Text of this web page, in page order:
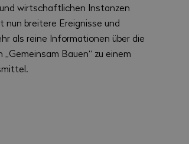
wirtschaftlichen Instanzen
breitere Ereignisse und
als reine Informationen über die
Bauen“ zu einem